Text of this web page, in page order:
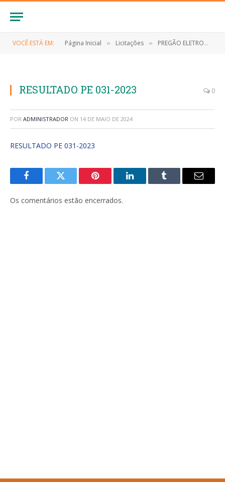
VOCÊ ESTÁ EM: Página Inicial » Licitações » PREGÃO ELETRONICO Nº 031/2023/SRP (CONTRATAÇÃO DE EMPRESA ESPECIALIZADA PARA FORNECIMENTO DE GENEROS ALIMENTICIOS DA MERENDA ESCOLAR)
RESULTADO PE 031-2023 0
POR ADMINISTRADOR ON 14 DE MAIO DE 2024
RESULTADO PE 031-2023
FacebookTwitter Pinterest LinkedInTumblr
E-
Os comentários estão encerrados.